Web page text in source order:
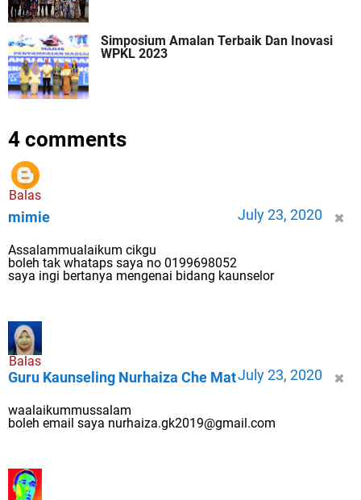
Simposium Amalan Terbaik Dan Inovasi
WPKL 2023
4 comments
Balas
mimie July 23, 2020
Assalammualaikum cikgu
boleh tak whataps saya no 0199698052
saya ingi bertanya mengenai bidang kaunselor
Balas
Guru Kaunseling Nurhaiza Che MatJuly 23, 2020
waalaikummussalam
boleh email saya nurhaiza.gk2019@gmail.com